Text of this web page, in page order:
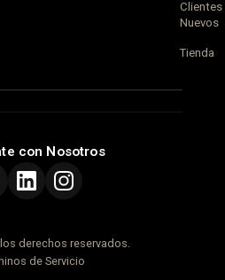
Clientes
Nuevos
Tienda
con Nosotros
derechos reservados.
de Servicio